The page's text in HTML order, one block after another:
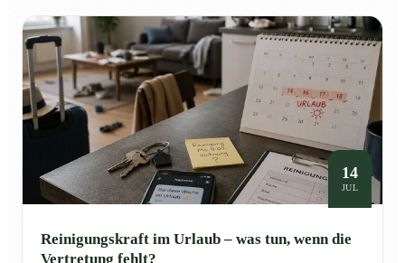
14
JUL
Reinigungskraft im Urlaub – was tun, wenn die
Vertretung fehlt?